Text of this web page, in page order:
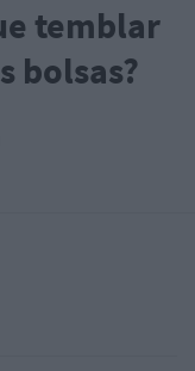
temblar
bolsas?